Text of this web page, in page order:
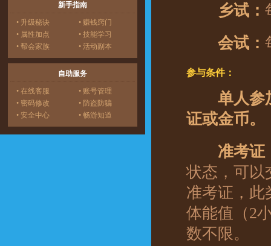
新手指南
• 升级秘诀
• 赚钱窍门
• 属性加点
• 技能学习
• 帮会家族
• 活动副本
自助服务
• 在线客服
• 账号管理
• 密码修改
• 防盗防骗
• 安全中心
• 畅游知道
乡试：
会试：
参与条件：
单人参
证或金币。
准考证
状态，可以
准考证，此
体能值（2
数不限。